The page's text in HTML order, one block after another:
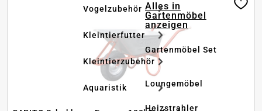
Vogelzubehör
Kleintierfutter
Kleintierzubehör
Aquaristik
Alles in
Gartenmöbel
anzeigen
Gartenmöbel Set
Loungemöbel
Heizstrahler